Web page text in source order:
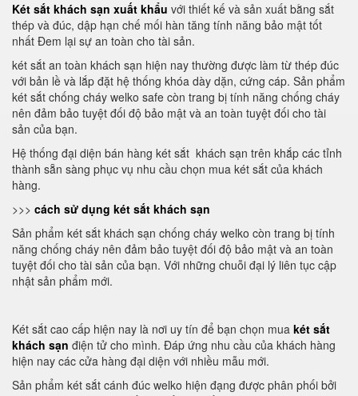
Két sắt khách sạn xuất khẩu với thiết kế và sản xuất bằng sắt
thép và đúc, dập hạn chế mối hàn tăng tính năng bảo mật tốt
nhất Đem lại sự an toàn cho tài sản.
két sắt an toàn khách sạn hiện nay thường được làm từ thép đúc
với bản lề và lắp đặt hệ thống khóa dày dặn, cứng cáp. Sản phẩm
két sắt chống cháy welko safe còn trang bị tính năng chống cháy
nên đảm bảo tuyệt đối độ bảo mật và an toàn tuyệt đối cho tài
sản của bạn.
Hệ thống đại diện bán hàng két sắt khách sạn trên khắp các tỉnh
thành sẵn sàng phục vụ nhu cầu chọn mua két sắt của khách
hàng.
>>> cách sử dụng két sắt khách sạn
Sản phẩm két sắt khách sạn chống cháy welko còn trang bị tính
năng chống cháy nên đảm bảo tuyệt đối độ bảo mật và an toàn
tuyệt đối cho tài sản của bạn. Với những chuỗi đại lý liên tục cập
nhật sản phẩm mới.
Két sắt cao cấp hiện nay là nơi uy tín để bạn chọn mua két sắt
khách sạn điện tử cho mình. Đáp ứng nhu cầu của khách hàng
hiện nay các cửa hàng đại diện với nhiều mẫu mới.
Sản phẩm két sắt cánh đúc welko hiện đạng được phân phối bởi